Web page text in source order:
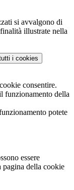
si avvalgono di
illustrate nella
i cookies
consentire.
funzionamento della
potete
essere
pagina della cookie